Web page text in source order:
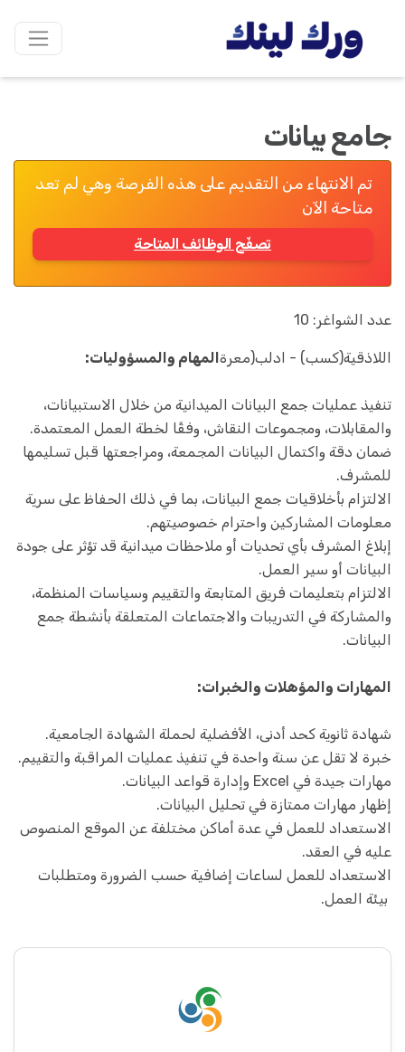
جامع بيانات
تم الانتهاء من التقديم على هذه الفرصة وهي لم تعد
متاحة الآن
تصفّح الوظائف المتاحة
عدد الشواغر: 10
اللاذقية(كسب) - ادلب(معرةالمهام والمسؤوليات:
تنفيذ عمليات جمع البيانات الميدانية من خلال الاستبيانات،
والمقابلات، ومجموعات النقاش، وفقًا لخطة العمل المعتمدة.
ضمان دقة واكتمال البيانات المجمعة، ومراجعتها قبل تسليمها
للمشرف.
الالتزام بأخلاقيات جمع البيانات، بما في ذلك الحفاظ على سرية
معلومات المشاركين واحترام خصوصيتهم.
إبلاغ المشرف بأي تحديات أو ملاحظات ميدانية قد تؤثر على جودة
البيانات أو سير العمل.
الالتزام بتعليمات فريق المتابعة والتقييم وسياسات المنظمة،
والمشاركة في التدريبات والاجتماعات المتعلقة بأنشطة جمع
البيانات.
المهارات والمؤهلات والخبرات:
شهادة ثانوية كحد أدنى، الأفضلية لحملة الشهادة الجامعية.
خبرة لا تقل عن سنة واحدة في تنفيذ عمليات المراقبة والتقييم.
مهارات جيدة في Excel وإدارة قواعد البيانات.
إظهار مهارات ممتازة في تحليل البيانات.
الاستعداد للعمل في عدة أماكن مختلفة عن الموقع المنصوص
عليه في العقد.
الاستعداد للعمل لساعات إضافية حسب الضرورة ومتطلبات
بيئة العمل.